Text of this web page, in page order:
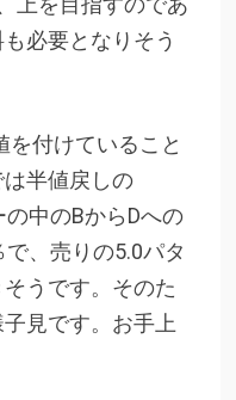
必要となりそう
を付けていること
半値戻しの
中のBからDへの
、売りの5.0パタ
うです。そのた
見です。お手上